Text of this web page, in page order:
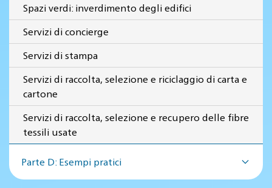
Spazi verdi: inverdimento degli edifici
Servizi di concierge
Servizi di stampa
Servizi di raccolta, selezione e riciclaggio di carta e
cartone
Servizi di raccolta, selezione e recupero delle fibre
tessili usate
Parte D: Esempi pratici